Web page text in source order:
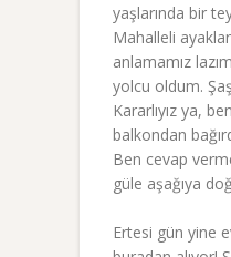
yaşlarında bir
Mahalleli
anlamamız
yolcu oldum.
Kararlıyız ya,
balkondan
Ben cevap
güle aşağıya
Ertesi gün yine